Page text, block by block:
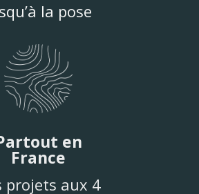
la pose
en
France
projets aux 4